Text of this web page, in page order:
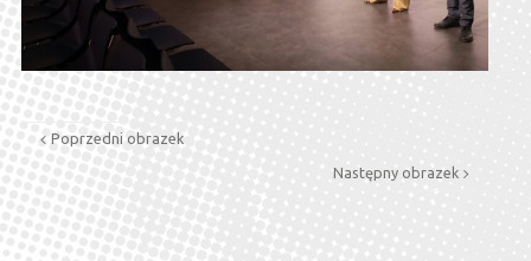
Poprzedni obrazek
Następny obrazek